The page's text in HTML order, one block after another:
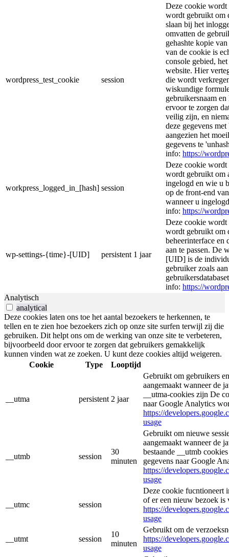
wordpress_test_cookie session
Deze cookie wordt
wordt gebruikt om
slaan bij het
omvatten de
gehashte kopie
van de cookie is
console gebied,
website. Hier
die wordt
wiskundige
gebruikersnaam
ervoor te zorgen
veilig zijn, en
deze gegevens
aangezien het
gegevens te
info: https://
workpress_logged_in_[hash] session
Deze cookie wordt
wordt gebruikt om
ingelogd en wie u
op de front-end
wanneer u
info: https://
wp-settings-{time}-[UID] persistent 1 jaar
Deze cookie wordt
wordt gebruikt om
beheerinterface en
aan te passen. De
[UID] is de
gebruiker zoals
info: https://
Analytisch
analytical
Deze cookies laten ons toe het aantal bezoekers te herkennen, te
tellen en te zien hoe bezoekers zich op onze site surfen terwijl zij die
gebruiken. Dit helpt ons om de werking van onze site te verbeteren,
bijvoorbeeld door ervoor te zorgen dat gebruikers gemakkelijk
kunnen vinden wat ze zoeken. U kunt deze cookies altijd weigeren.
Cookie
Type Looptijd
__utma persistent 2 jaar
Gebruikt om gebruikers
aangemaakt wanneer de
__utma-cookies zijn De
naar Google Analytics
https://
usage
__utmb session
30
minuten
Gebruikt om nieuwe
aangemaakt wanneer de
bestaande __utmb
gegevens naar Google
https://
usage
__utmc session
Deze cookie fucntioneert
of er een nieuw bezoek is
https://
usage
__utmt session
10
minuten
Gebruikt om de
https://
usage